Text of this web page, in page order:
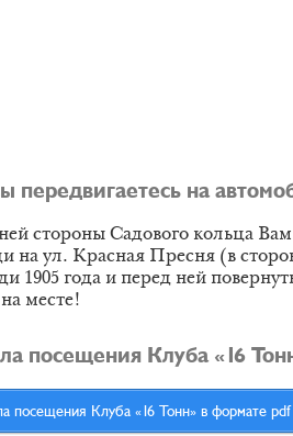
передвигаетесь на
стороны Садового кольца
на ул. Красная Пресня (в
1905 года и перед ней
месте!
посещения Клуба «16
посещения Клуба «16 Тонн» в формате pdf